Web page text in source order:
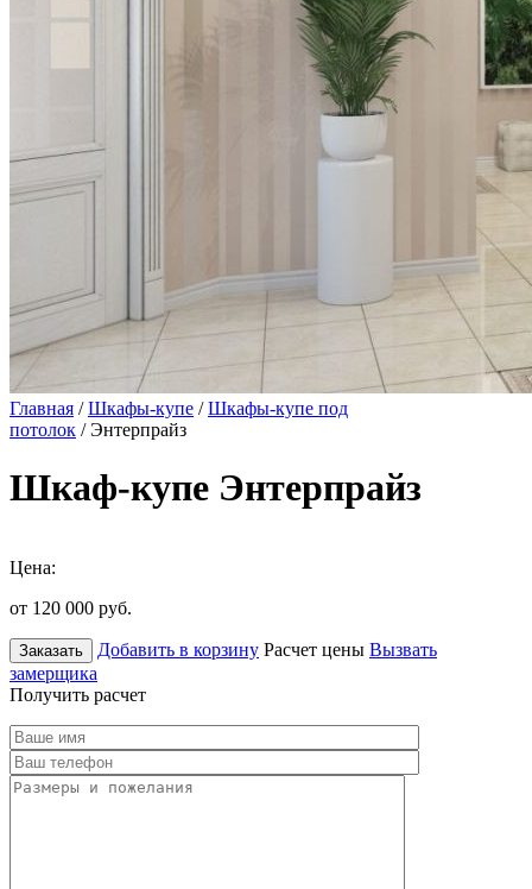
Главная /Шкафы-купе /Шкафы-купе под
потолок / Энтерпрайз
Шкаф-купе Энтерпрайз
Цена:
от 120 000 руб.
Заказать Добавить в корзину Расчет цены Вызвать
замерщика
Получить расчет